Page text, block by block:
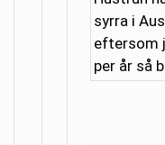
syrra i
eftersom
per år så